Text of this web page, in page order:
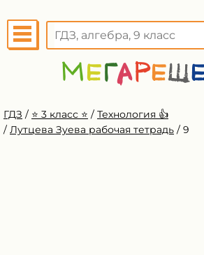
ГДЗ / ⭐️ 3 класс ⭐️ / Технология 👍
/ Лутцева Зуева рабочая тетрадь / 9